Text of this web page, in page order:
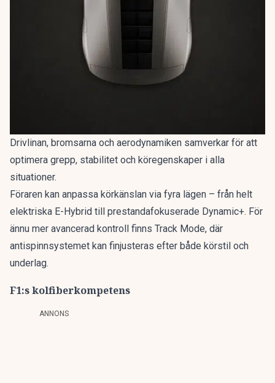
Drivlinan, bromsarna och aerodynamiken samverkar för att
optimera grepp, stabilitet och köregenskaper i alla
situationer.
Föraren kan anpassa körkänslan via fyra lägen – från helt
elektriska E-Hybrid till prestandafokuserade Dynamic+. För
ännu mer avancerad kontroll finns Track Mode, där
antispinnsystemet kan finjusteras efter både körstil och
underlag.
F1:s kolfiberkompetens
ANNONS